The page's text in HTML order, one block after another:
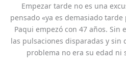
Empezar tarde no es una
pensado «ya es demasiado
Paqui empezó con 47 años. Sin
las pulsaciones disparadas y
problema no era su edad
correr
con
más
de
35